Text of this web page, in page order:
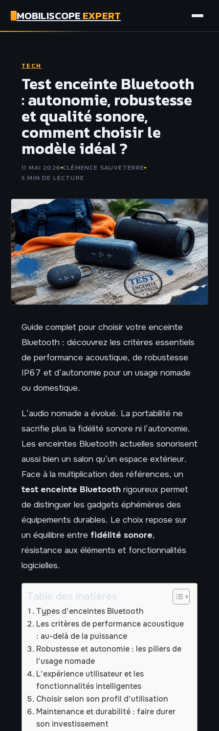
MOBILISCOPEEXPERT
ASSURANCE
TECH
Test enceinte Bluetooth
: autonomie, robustesse
et qualité sonore,
comment choisir le
modèle idéal ?
11 MAI 2026·CLÉMENCE SAUVETERRE·
5 MIN DE LECTURE
Guide complet pour choisir votre enceinte
Bluetooth : découvrez les critères essentiels
de performance acoustique, de robustesse
IP67 et d’autonomie pour un usage nomade
ou domestique.
L’audio nomade a évolué. La portabilité ne
sacrifie plus la fidélité sonore ni l’autonomie.
Les enceintes Bluetooth actuelles sonorisent
aussi bien un salon qu’un espace extérieur.
Face à la multiplication des références, un
test enceinte Bluetooth rigoureux permet
de distinguer les gadgets éphémères des
équipements durables. Le choix repose sur
un équilibre entre fidélité sonore,
résistance aux éléments et fonctionnalités
logicielles.
Table des matières
Types d’enceintes Bluetooth
Les critères de performance acoustique
: au-delà de la puissance
Robustesse et autonomie : les piliers de
l’usage nomade
L’expérience utilisateur et les
fonctionnalités intelligentes
Choisir selon son profil d’utilisation
Maintenance et durabilité : faire durer
son investissement